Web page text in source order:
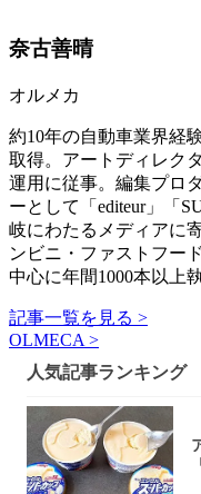
奈古善晴
オルメカ
約10年の自動車業界経
取得。アートディレク
運用に従事。編集プロ
ーとして「editeur」「
岐にわたるメディアに
ンビニ・ファストフー
中心に年間1000本以上執
記事一覧を見る >
OLMECA >
人気記事ランキング